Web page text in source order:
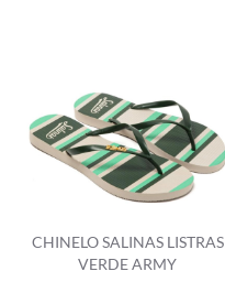
CHINELO SALINAS LISTRAS
VERDE ARMY